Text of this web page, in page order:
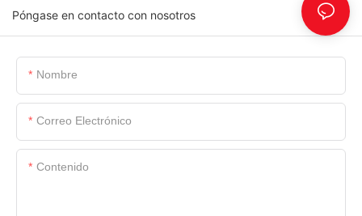
Póngase en contacto con nosotros
Nombre
Correo Electrónico
Contenido